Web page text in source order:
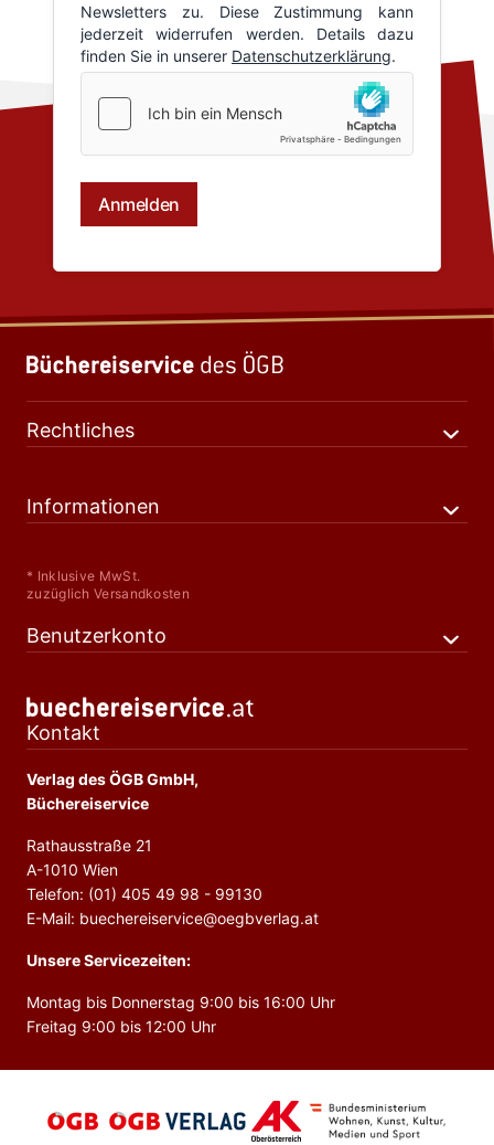
Rechtliches
Informationen
* Inklusive MwSt.
zuzüglich Versandkosten
Benutzerkonto
Kontakt
Verlag des ÖGB GmbH,
Büchereiservice
Rathausstraße 21
A-1010 Wien
Telefon: (01) 405 49 98 - 99130
E-Mail: buechereiservice@oegbverlag.at
Unsere Servicezeiten:
Montag bis Donnerstag 9:00 bis 16:00 Uhr
Freitag 9:00 bis 12:00 Uhr